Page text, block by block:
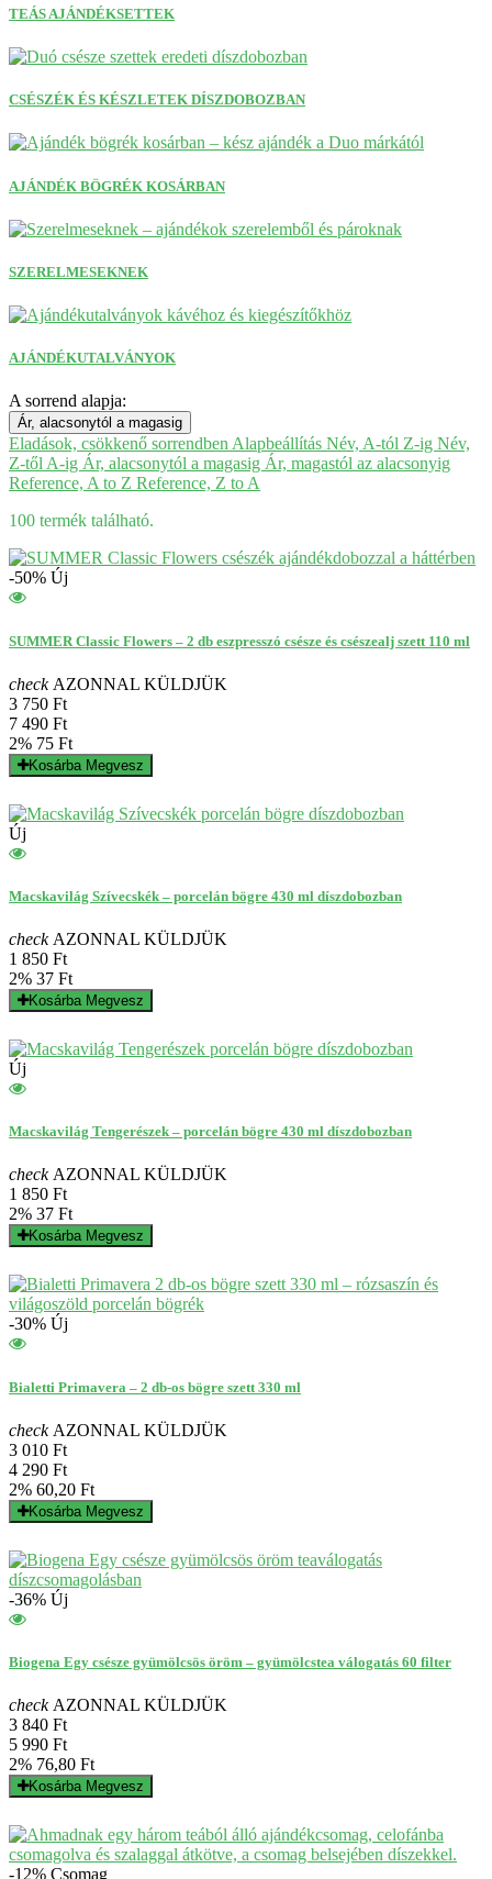
TEÁS AJÁNDÉKSETTEK
CSÉSZÉK ÉS KÉSZLETEK DÍSZDOBOZBAN
AJÁNDÉK BÖGRÉK KOSÁRBAN
SZERELMESEKNEK
AJÁNDÉKUTALVÁNYOK
A sorrend alapja:
Ár, alacsonytól a magasig
Eladások, csökkenő sorrendbenAlapbeállítás Név, A-tól Z-ig Név,
Z-től A-ig Ár, alacsonytól a magasig Ár, magastól az alacsonyig
Reference, A to Z Reference, Z to A
100 termék található.
-50% Új
SUMMER Classic Flowers – 2 db eszpresszó csésze és csészealj szett 110 ml
checkAZONNAL KÜLDJÜK
3 750 Ft
7 490 Ft
2% 75 Ft
Kosárba Megvesz
Új
Macskavilág Szívecskék – porcelán bögre 430 ml díszdobozban
checkAZONNAL KÜLDJÜK
1 850 Ft
2% 37 Ft
Kosárba Megvesz
Új
Macskavilág Tengerészek – porcelán bögre 430 ml díszdobozban
checkAZONNAL KÜLDJÜK
1 850 Ft
2% 37 Ft
Kosárba Megvesz
-30% Új
Bialetti Primavera – 2 db-os bögre szett 330 ml
checkAZONNAL KÜLDJÜK
3 010 Ft
4 290 Ft
2% 60,20 Ft
Kosárba Megvesz
-36% Új
Biogena Egy csésze gyümölcsös öröm – gyümölcstea válogatás 60 filter
checkAZONNAL KÜLDJÜK
3 840 Ft
5 990 Ft
2% 76,80 Ft
Kosárba Megvesz
-12% Csomag